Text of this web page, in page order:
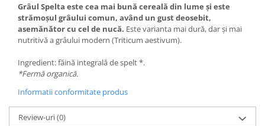
Grâul Spelta este cea mai bună cereală din lume și este
strămoșul grâului comun, având un gust deosebit,
asemănător cu cel de nucă. Este varianta mai dură, dar și mai
nutritivă a grâului modern (Triticum aestivum).
Ingredient: făină integrală de spelt *.
*Fermă organică.
Informatii conformitate produs
Review-uri(0)